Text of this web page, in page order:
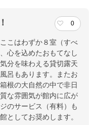
0
こはわずか８室（すべ
心を込めたおもてなし
分を味わえる貸切露天
呂もあります。またお
根の大自然の中で非日
な雰囲気が館内に広が
のサービス（有料）も
としてお奨めします。